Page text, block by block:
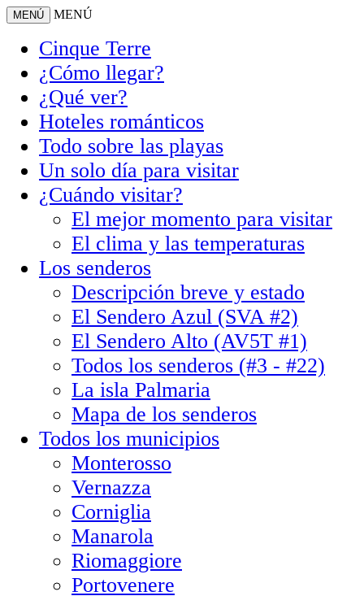
MENÚ MENÚ
Cinque Terre
¿Cómo llegar?
¿Qué ver?
Hoteles románticos
Todo sobre las playas
Un solo día para visitar
¿Cuándo visitar?
El mejor momento para visitar
El clima y las temperaturas
Los senderos
Descripción breve y estado
El Sendero Azul (SVA #2)
El Sendero Alto (AV5T #1)
Todos los senderos (#3 - #22)
La isla Palmaria
Mapa de los senderos
Todos los municipios
Monterosso
Vernazza
Corniglia
Manarola
Riomaggiore
Portovenere